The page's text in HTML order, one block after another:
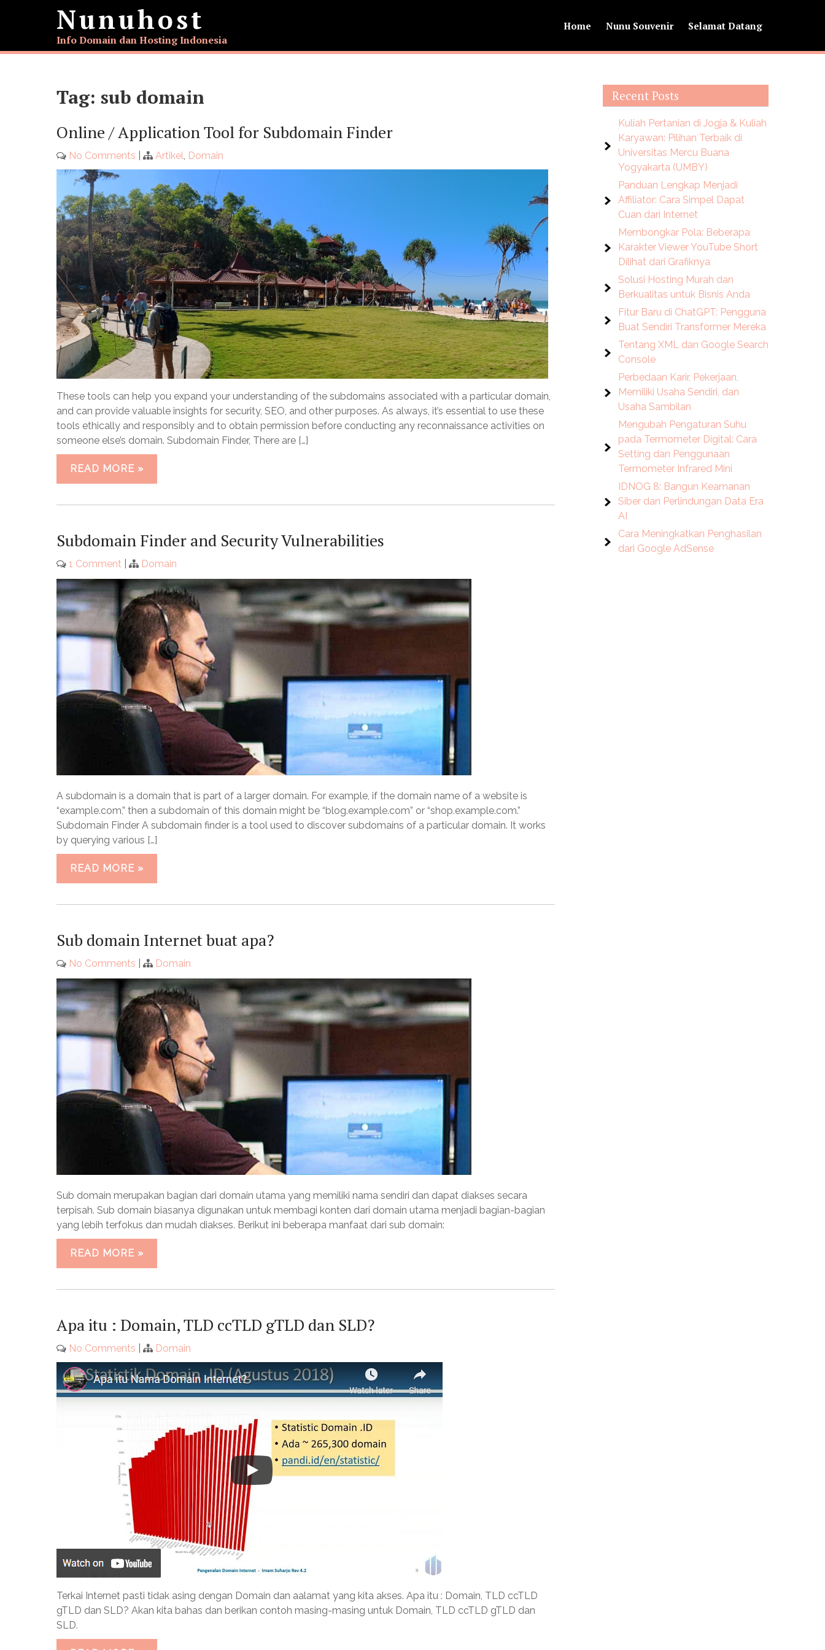
Nunuhost
Info Domain dan Hosting Indonesia
Home Nunu Souvenir Selamat Datang
Tag: sub domain
Online / Application Tool for Subdomain Finder
No Comments Artikel, Domain
These tools can help you expand your understanding of the subdomains associated with a particular domain,
and can provide valuable insights for security, SEO, and other purposes. As always, it’s essential to use these
tools ethically and responsibly and to obtain permission before conducting any reconnaissance activities on
someone else’s domain. Subdomain Finder, There are […]
READ MORE »
Subdomain Finder and Security Vulnerabilities
1 Comment Domain
A subdomain is a domain that is part of a larger domain. For example, if the domain name of a website is
“example.com,” then a subdomain of this domain might be “blog.example.com” or “shop.example.com.”
Subdomain Finder A subdomain finder is a tool used to discover subdomains of a particular domain. It works
by querying various […]
READ MORE »
Sub domain Internet buat apa?
No Comments Domain
Sub domain merupakan bagian dari domain utama yang memiliki nama sendiri dan dapat diakses secara
terpisah. Sub domain biasanya digunakan untuk membagi konten dari domain utama menjadi bagian-bagian
yang lebih terfokus dan mudah diakses. Berikut ini beberapa manfaat dari sub domain:
READ MORE »
Apa itu : Domain, TLD ccTLD gTLD dan SLD?
No Comments Domain
Terkai Internet pasti tidak asing dengan Domain dan aalamat yang kita akses. Apa itu : Domain, TLD ccTLD
gTLD dan SLD? Akan kita bahas dan berikan contoh masing-masing untuk Domain, TLD ccTLD gTLD dan
SLD.
Recent Posts
Kuliah Pertanian di Jogja & Kuliah
Karyawan: Pilihan Terbaik di
Universitas Mercu Buana
Yogyakarta (UMBY)
Panduan Lengkap Menjadi
Affiliator: Cara Simpel Dapat
Cuan dari Internet
Membongkar Pola: Beberapa
Karakter Viewer YouTube Short
Dilihat dari Grafiknya
Solusi Hosting Murah dan
Berkualitas untuk Bisnis Anda
Fitur Baru di ChatGPT: Pengguna
Buat Sendiri Transformer Mereka
Tentang XML dan Google Search
Console
Perbedaan Karir, Pekerjaan,
Memiliki Usaha Sendiri, dan
Usaha Sambilan
Mengubah Pengaturan Suhu
pada Termometer Digital: Cara
Setting dan Penggunaan
Termometer Infrared Mini
IDNOG 8: Bangun Keamanan
Siber dan Perlindungan Data Era
AI
Cara Meningkatkan Penghasilan
dari Google AdSense